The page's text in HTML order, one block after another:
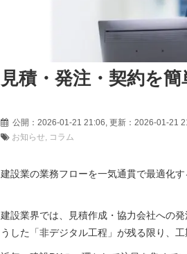
見積・発注・契約を
公開：2026-01-21 21:06, 更新：2026-
お知らせ
コラム
建設業の業務フローを一気通貫で最適化す
建設業界では、見積作成・協力会社への
うした「非デジタル工程」が残る限り、